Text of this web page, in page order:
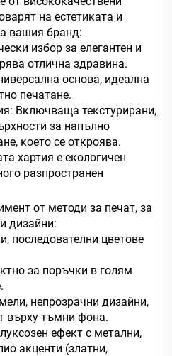
на естетиката и
вашия бранд:
избор за елегантен и
отлична здравина.
основа, идеална
печатане.
Включваща текстурирани,
за напълно
което се откроява.
хартия е екологичен
разпространен
от методи за печат, за
дизайни:
последователни цветове
за поръчки в голям
непрозрачни дизайни,
върху тъмни фона.
ефект с метални,
акценти (златни,